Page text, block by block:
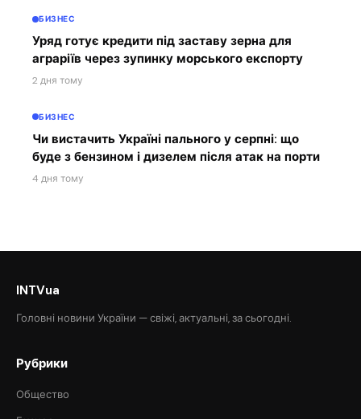
БИЗНЕС
Уряд готує кредити під заставу зерна для
аграріїв через зупинку морського експорту
2 дня тому
БИЗНЕС
Чи вистачить Україні пального у серпні: що
буде з бензином і дизелем після атак на порти
4 дня тому
INTVua
Головні новини України — свіжі, актуальні, за сьогодні.
Рубрики
Общество